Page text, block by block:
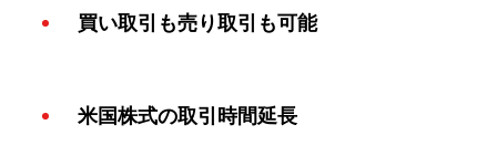
買い取引も売り取引も可能
米国株式の取引時間延長